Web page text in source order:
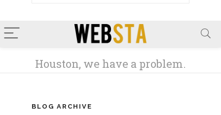
BLOG ARCHIVE